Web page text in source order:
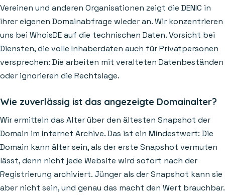
Vereinen und anderen Organisationen zeigt die DENIC in
ihrer eigenen Domainabfrage wieder an. Wir konzentrieren
uns bei WhoisDE auf die technischen Daten. Vorsicht bei
Diensten, die volle Inhaberdaten auch für Privatpersonen
versprechen: Die arbeiten mit veralteten Datenbeständen
oder ignorieren die Rechtslage.
Wie zuverlässig ist das angezeigte Domainalter?
Wir ermitteln das Alter über den ältesten Snapshot der
Domain im Internet Archive. Das ist ein Mindestwert: Die
Domain kann älter sein, als der erste Snapshot vermuten
lässt, denn nicht jede Website wird sofort nach der
Registrierung archiviert. Jünger als der Snapshot kann sie
aber nicht sein, und genau das macht den Wert brauchbar.